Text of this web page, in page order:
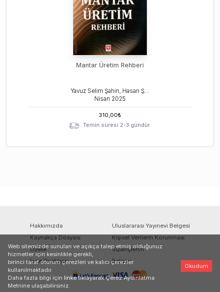
Mantar Üretim Rehberi
Yavuz Selim Şahin, Hasan Şahin, Dilara Nur Utaş Şahin
Nisan 2025
310,00₺
Temin süresi 2-3 gündür.
Hakkımızda
Uluslararası Yayınevi Belgesi
Kaynakça Dosyası
Kişisel Verilerin Korunması
Üyelik
Siparişlerim
İade Politikası
İletişim
Web sitemizde sunulan ve açıkça talep etmiş olduğunuz
hizmetler için kesinlikle gerekli,
birinci taraf oturum çerezleri ve kalıcı çerezler
kullanılmaktadır.
Daha fazla bilgi için linke tıklayarak Çerez Aydınlatma
Metnine ulaşabilirsiniz.
Okudum